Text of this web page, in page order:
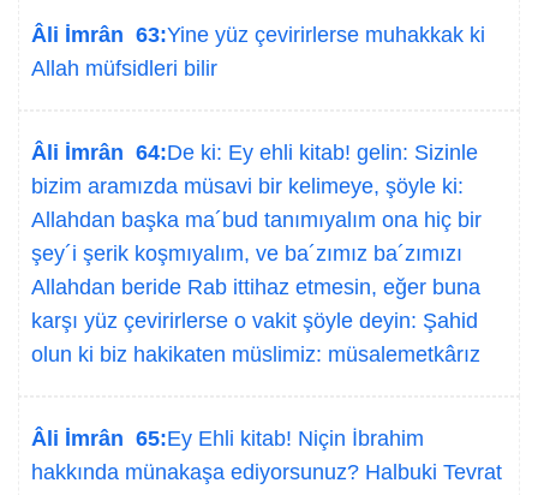
Âli İmrân 63:Yine yüz çevirirlerse muhakkak ki
Allah müfsidleri bilir
Âli İmrân 64:De ki: Ey ehli kitab! gelin: Sizinle
bizim aramızda müsavi bir kelimeye, şöyle ki:
Allahdan başka ma´bud tanımıyalım ona hiç bir
şey´i şerik koşmıyalım, ve ba´zımız ba´zımızı
Allahdan beride Rab ittihaz etmesin, eğer buna
karşı yüz çevirirlerse o vakit şöyle deyin: Şahid
olun ki biz hakikaten müslimiz: müsalemetkârız
Âli İmrân 65:Ey Ehli kitab! Niçin İbrahim
hakkında münakaşa ediyorsunuz? Halbuki Tevrat